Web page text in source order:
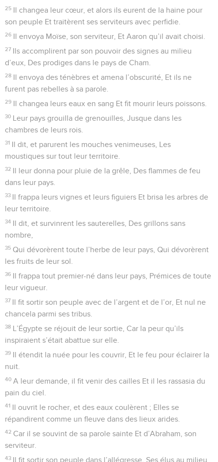
25 Il changea leur cœur, et alors ils eurent de la haine pour
son peuple Et traitèrent ses serviteurs avec perfidie.
26 Il envoya Moïse, son serviteur, Et Aaron qu’il avait choisi.
27 Ils accomplirent par son pouvoir des signes au milieu
d’eux, Des prodiges dans le pays de Cham.
28 Il envoya des ténèbres et amena l’obscurité, Et ils ne
furent pas rebelles à sa parole.
29 Il changea leurs eaux en sang Et fit mourir leurs poissons.
30 Leur pays grouilla de grenouilles, Jusque dans les
chambres de leurs rois.
31 Il dit, et parurent les mouches venimeuses, Les
moustiques sur tout leur territoire.
32 Il leur donna pour pluie de la grêle, Des flammes de feu
dans leur pays.
33 Il frappa leurs vignes et leurs figuiers Et brisa les arbres de
leur territoire.
34 Il dit, et survinrent les sauterelles, Des grillons sans
nombre,
35 Qui dévorèrent toute l’herbe de leur pays, Qui dévorèrent
les fruits de leur sol.
36 Il frappa tout premier-né dans leur pays, Prémices de toute
leur vigueur.
37 Il fit sortir son peuple avec de l’argent et de l’or, Et nul ne
chancela parmi ses tribus.
38 L’Égypte se réjouit de leur sortie, Car la peur qu’ils
inspiraient s’était abattue sur elle.
39 Il étendit la nuée pour les couvrir, Et le feu pour éclairer la
nuit.
40 A leur demande, il fit venir des cailles Et il les rassasia du
pain du ciel.
41 Il ouvrit le rocher, et des eaux coulèrent ; Elles se
répandirent comme un fleuve dans des lieux arides.
42 Car il se souvint de sa parole sainte Et d’Abraham, son
serviteur.
43 Il fit sortir son peuple dans l’allégresse, Ses élus au milieu